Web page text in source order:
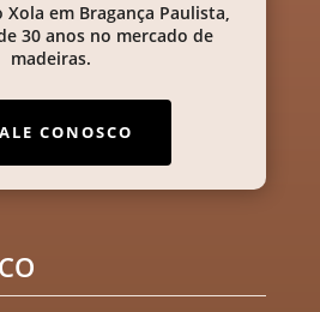
em Bragança Paulista,
30 anos no mercado de
madeiras.
CONOSCO